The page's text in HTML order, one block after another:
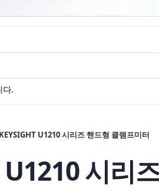
다.
KEYSIGHT U1210 시리즈 핸드형 클램프미터
U1210 시리